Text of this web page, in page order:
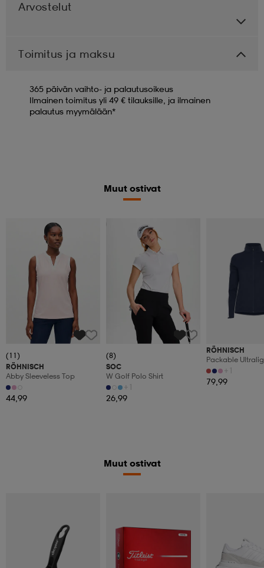
Arvostelut
Toimitus ja maksu
365 päivän vaihto- ja palautusoikeus
Ilmainen toimitus yli 49 € tilauksille, ja ilmainen
palautus myymälään*
Muut ostivat
(11)
RÖHNISCH
Abby Sleeveless Top
44,99
Valitse 2, maksa 52,99€
(8)
SOC
W Golf Polo Shirt
+1
26,99
RÖHNISCH
Packable
+1
79,99
Muut ostivat